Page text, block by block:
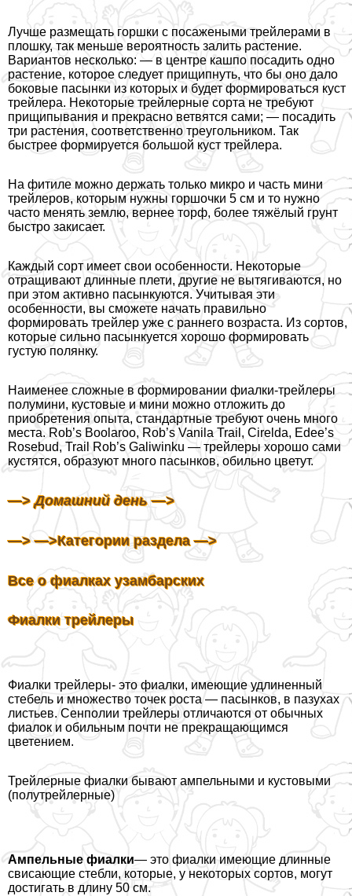
Лучше размещать горшки с посажеными трейлерами в
плошку, так меньше вероятность залить растение.
Вариантов несколько: — в центре кашпо посадить одно
растение, которое следует прищипнуть, что бы оно дало
боковые пасынки из которых и будет формироваться куст
трейлера. Некоторые трейлерные сорта не требуют
прищипывания и прекрасно ветвятся сами; — посадить
три растения, соответственно треугольником. Так
быстрее формируется большой куст трейлера.
На фитиле можно держать только микро и часть мини
трейлеров, которым нужны горшочки 5 см и то нужно
часто менять землю, вернее торф, более тяжёлый грунт
быстро закисает.
Каждый сорт имеет свои особенности. Некоторые
отращивают длинные плети, другие не вытягиваются, но
при этом активно пасынкуются. Учитывая эти
особенности, вы сможете начать правильно
формировать трейлер уже с раннего возраста. Из сортов,
которые сильно пасынкуется хорошо формировать
густую полянку.
Наименее сложные в формировании фиалки-трейлеры
полумини, кустовые и мини можно отложить до
приобретения опыта, стандартные требуют очень много
места. Rob’s Boоlaroo, Rob’s Vanila Trail, Cirelda, Edee’s
Rosebud, Trail Rob’s Galiwinku — трейлеры хорошо сами
кустятся, образуют много пасынков, обильно цветут.
—>Домашний день —>
—> —>Категории раздела —>
Все о фиалках узамбарских
Фиалки трейлеры
Фиалки трейлеры- это фиалки, имеющие удлиненный
стебель и множество точек роста — пасынков, в пазухах
листьев. Сенполии трейлеры отличаются от обычных
фиалок и обильным почти не прекращающимся
цветением.
Трейлерные фиалки бывают ампельными и кустовыми
(полутрейлерные)
Ампельные фиалки— это фиалки имеющие длинные
свисающие стeбли, которые, у некоторых сортов, могут
достигать в длину 50 см.